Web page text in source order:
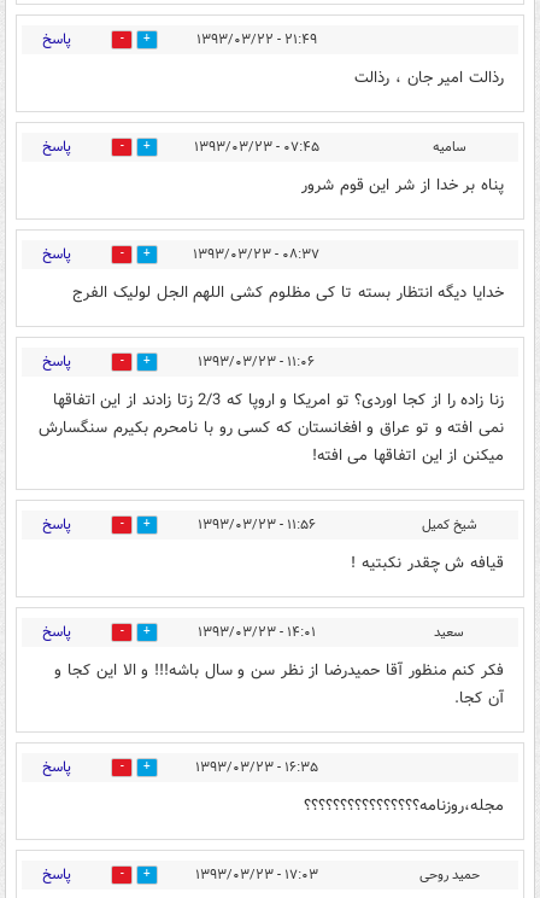
۲۱:۴۹ - ۱۳۹۳/۰۳/۲۲ 0 پاسخ
رذالت امیر جان ، رذالت
سامیه ۰۷:۴۵ - ۱۳۹۳/۰۳/۲۳ 0 پاسخ
پناه بر خدا از شر این قوم شرور
۰۸:۳۷ - ۱۳۹۳/۰۳/۲۳ 0 پاسخ
خدایا دیگه انتظار بسته تا کی مظلوم کشی اللهم الجل لولیک الفرج
۱۱:۰۶ - ۱۳۹۳/۰۳/۲۳ 0 پاسخ
زنا زاده را از کجا اوردی؟ تو امریکا و اروپا که 2/3 زتا زادند از این اتفاقها
نمی افته و تو عراق و افغانستان که کسی رو با نامحرم بکیرم سنگسارش
میکنن از این اتفاقها می افته!
شيخ كميل ۱۱:۵۶ - ۱۳۹۳/۰۳/۲۳ 0 پاسخ
قيافه ش چقدر نكبتيه !
سعید ۱۴:۰۱ - ۱۳۹۳/۰۳/۲۳ 0 پاسخ
فکر کنم منظور آقا حمیدرضا از نظر سن و سال باشه!!! و الا این کجا و
آن کجا.
۱۶:۳۵ - ۱۳۹۳/۰۳/۲۳ 0 پاسخ
مجله،روزنامه؟؟؟؟؟؟؟؟؟؟؟؟؟؟؟؟
حمید روحی ۱۷:۰۳ - ۱۳۹۳/۰۳/۲۳ 0 پاسخ